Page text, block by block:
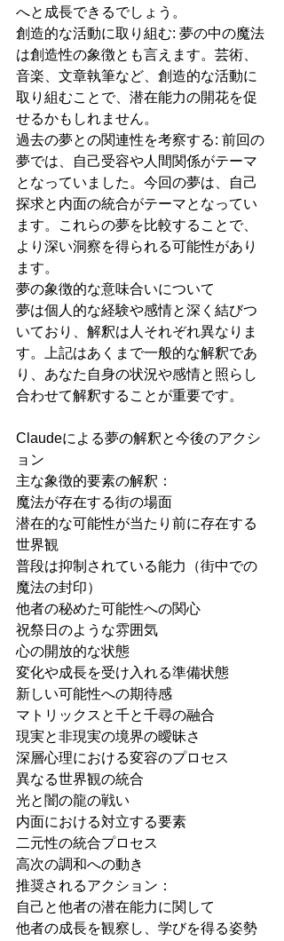
へと成長できるでしょう。
創造的な活動に取り組む: 夢の中の魔法
は創造性の象徴とも言えます。芸術、
音楽、文章執筆など、創造的な活動に
取り組むことで、潜在能力の開花を促
せるかもしれません。
過去の夢との関連性を考察する: 前回の
夢では、自己受容や人間関係がテーマ
となっていました。今回の夢は、自己
探求と内面の統合がテーマとなってい
ます。これらの夢を比較することで、
より深い洞察を得られる可能性があり
ます。
夢の象徴的な意味合いについて
夢は個人的な経験や感情と深く結びつ
いており、解釈は人それぞれ異なりま
す。上記はあくまで一般的な解釈であ
り、あなた自身の状況や感情と照らし
合わせて解釈することが重要です。
Claudeによる夢の解釈と今後のアクシ
ョン
主な象徴的要素の解釈：
魔法が存在する街の場面
潜在的な可能性が当たり前に存在する
世界観
普段は抑制されている能力（街中での
魔法の封印）
他者の秘めた可能性への関心
祝祭日のような雰囲気
心の開放的な状態
変化や成長を受け入れる準備状態
新しい可能性への期待感
マトリックスと千と千尋の融合
現実と非現実の境界の曖昧さ
深層心理における変容のプロセス
異なる世界観の統合
光と闇の龍の戦い
内面における対立する要素
二元性の統合プロセス
高次の調和への動き
推奨されるアクション：
自己と他者の潜在能力に関して
他者の成長を観察し、学びを得る姿勢